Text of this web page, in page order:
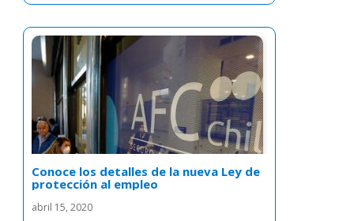
Conoce los detalles de la nueva Ley de
protección al empleo
abril 15, 2020